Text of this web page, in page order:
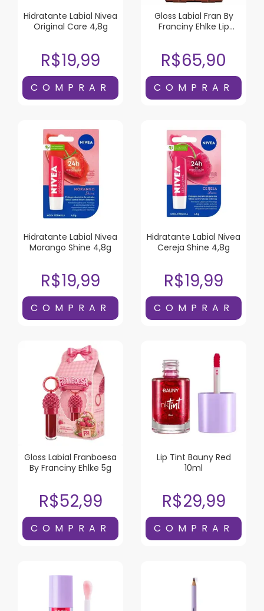
Hidratante Labial Nivea
Original Care 4,8g
R$19,99
Gloss Labial Fran By
Franciny Ehlke Lip
R$65,90
Hidratante Labial Nivea
Morango Shine 4,8g
R$19,99
Hidratante Labial Nivea
Cereja Shine 4,8g
R$19,99
Gloss Labial Franboesa
By Franciny Ehlke 5g
R$52,99
Lip Tint Bauny Red
10ml
R$29,99